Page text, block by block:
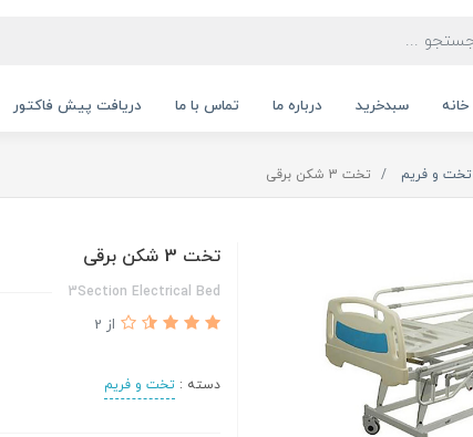
خانه سبدخرید درباره ما تماس با ما دریافت پیش فاکتور
تخت و فریم تخت 3 شکن برقی
تخت 3 شکن برقی
3Section Electrical Bed
از 2
دسته :تخت و فریم